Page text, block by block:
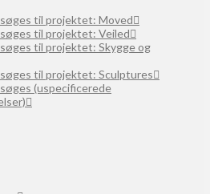
til projektet: Moved
til projektet: Veiled
til projektet: Skygge og
til projektet: Sculptures
(uspecificerede